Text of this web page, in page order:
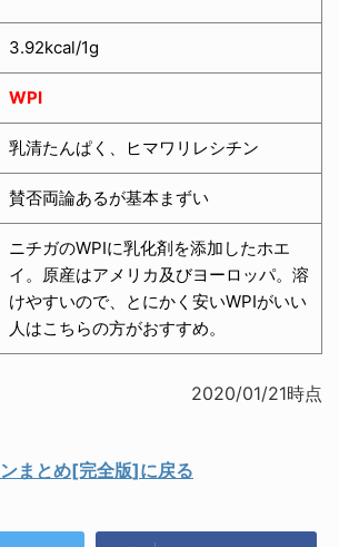
3.92kcal/1g
WPI
乳清たんぱく、ヒマワリレシチン
賛否両論あるが基本まずい
ニチガのWPIに乳化剤を添加したホエ
イ。原産はアメリカ及びヨーロッパ。溶
けやすいので、とにかく安いWPIがいい
人はこちらの方がおすすめ。
2020/01/21時点
まとめ[完全版]に戻る